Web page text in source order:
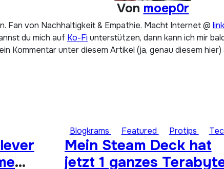
Von moep0r
Fan von Nachhaltigkeit & Empathie. Macht Internet @
du mich auf Ko-Fiunterstützen, dann kann ich mir
ein Kommentar unter diesem Artikel (ja, genau diesem
Blogkrams Featured Protips
Mein Steam Deck hat
jetzt 1 ganzes